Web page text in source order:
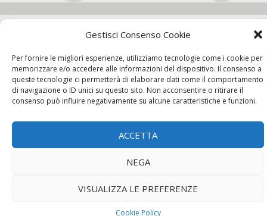
Gestisci Consenso Cookie
Per fornire le migliori esperienze, utilizziamo tecnologie come i cookie per
memorizzare e/o accedere alle informazioni del dispositivo. Il consenso a
queste tecnologie ci permetterà di elaborare dati come il comportamento
di navigazione o ID unici su questo sito. Non acconsentire o ritirare il
consenso può influire negativamente su alcune caratteristiche e funzioni.
ACCETTA
NEGA
VISUALIZZA LE PREFERENZE
Cookie Policy
Chi siamo
Contatti